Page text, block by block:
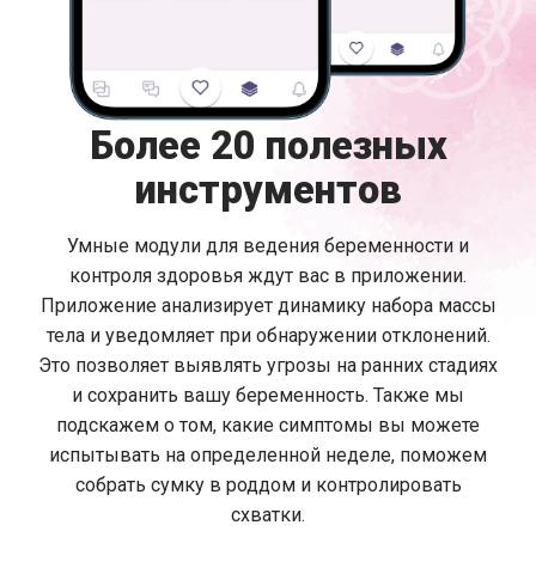
Более 20 полезных
инструментов
Умные модули для ведения беременности и
контроля здоровья ждут вас в приложении.
Приложение анализирует динамику набора массы
тела и уведомляет при обнаружении отклонений.
Это позволяет выявлять угрозы на ранних стадиях
и сохранить вашу беременность. Также мы
подскажем о том, какие симптомы вы можете
испытывать на определенной неделе, поможем
собрать сумку в роддом и контролировать
схватки.